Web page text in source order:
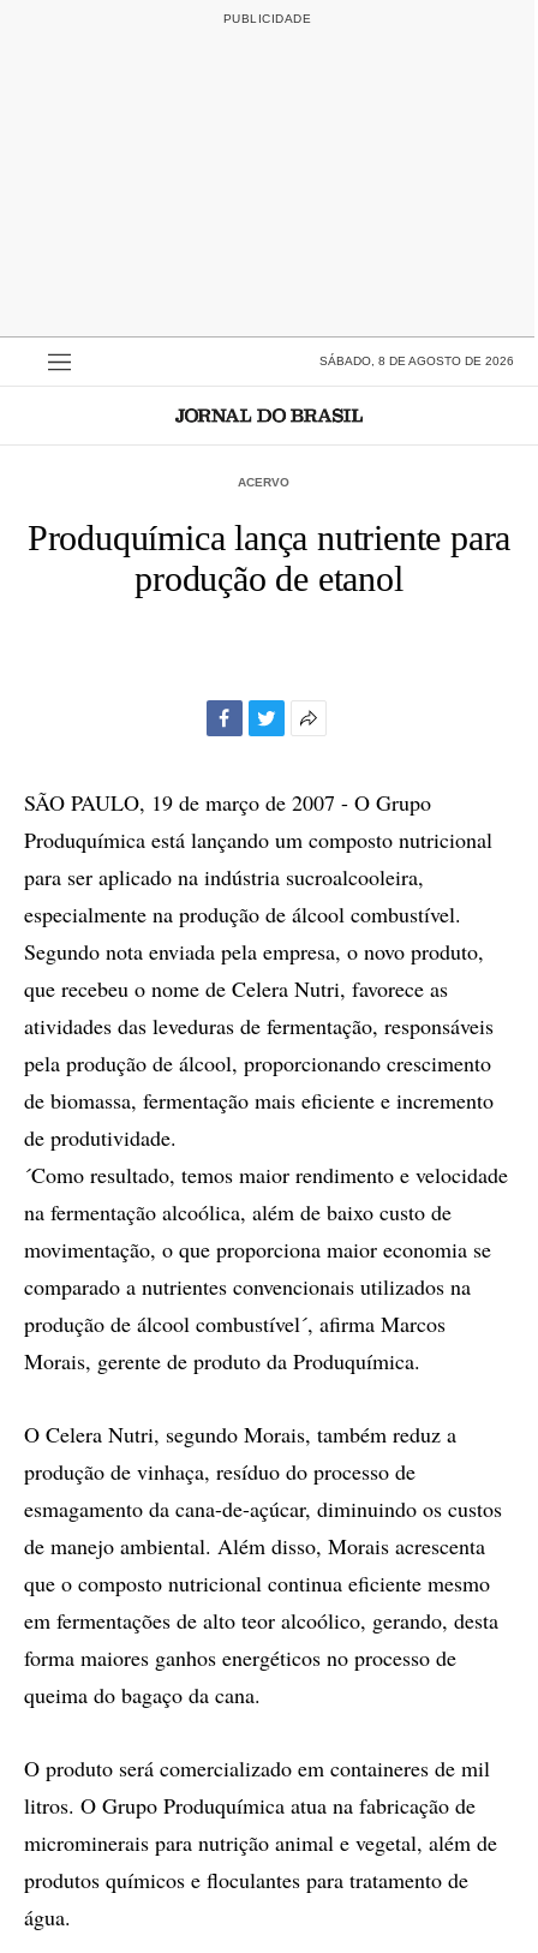
SÁBADO, 8 DE AGOSTO DE 2026
ACERVO
Produquímica lança nutriente para
produção de etanol
compartilhamento
SÃO PAULO, 19 de março de 2007 - O Grupo
Produquímica está lançando um composto nutricional
para ser aplicado na indústria sucroalcooleira,
especialmente na produção de álcool combustível.
Segundo nota enviada pela empresa, o novo produto,
que recebeu o nome de Celera Nutri, favorece as
atividades das leveduras de fermentação, responsáveis
pela produção de álcool, proporcionando crescimento
de biomassa, fermentação mais eficiente e incremento
de produtividade.
´Como resultado, temos maior rendimento e velocidade
na fermentação alcoólica, além de baixo custo de
movimentação, o que proporciona maior economia se
comparado a nutrientes convencionais utilizados na
produção de álcool combustível´, afirma Marcos
Morais, gerente de produto da Produquímica.
O Celera Nutri, segundo Morais, também reduz a
produção de vinhaça, resíduo do processo de
esmagamento da cana-de-açúcar, diminuindo os custos
de manejo ambiental. Além disso, Morais acrescenta
que o composto nutricional continua eficiente mesmo
em fermentações de alto teor alcoólico, gerando, desta
forma maiores ganhos energéticos no processo de
queima do bagaço da cana.
O produto será comercializado em containeres de mil
litros. O Grupo Produquímica atua na fabricação de
microminerais para nutrição animal e vegetal, além de
produtos químicos e floculantes para tratamento de
água.